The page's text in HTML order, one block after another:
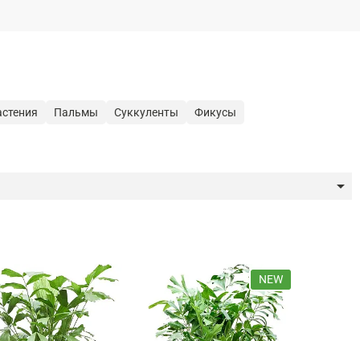
Пальмы Суккуленты Фикусы
arrow_drop_down
NEW